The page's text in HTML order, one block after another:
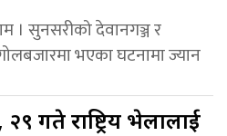
। सुनसरीको देवानगञ्ज र
भएका घटनामा ज्यान
गते राष्ट्रिय भेलालाई